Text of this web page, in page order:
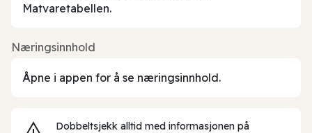
Matvaretabellen.
Næringsinnhold
Åpne i appen for å se næringsinnhold.
Dobbeltsjekk alltid med informasjonen på